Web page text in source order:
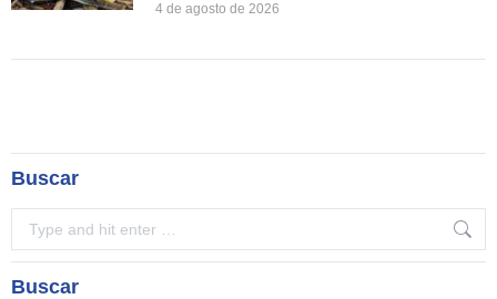
4 de agosto de 2026
Buscar
Buscar